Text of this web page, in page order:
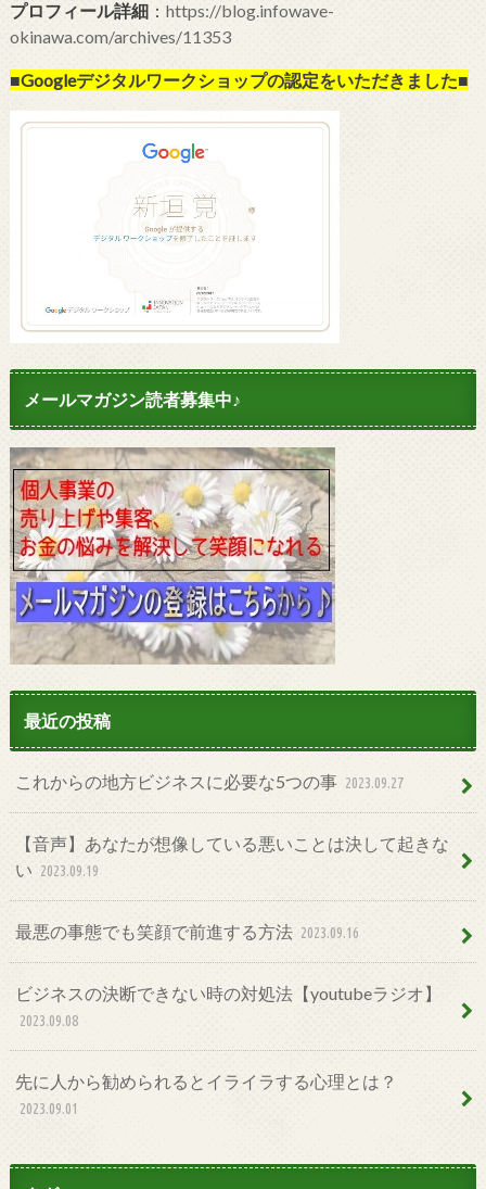
プロフィール詳細： https://blog.infowave-
okinawa.com/archives/11353
■Googleデジタルワークショップの認定をいただきました■
メールマガジン読者募集中♪
最近の投稿
これからの地方ビジネスに必要な5つの事 2023.09.27
【音声】あなたが想像している悪いことは決して起きな
い 2023.09.19
最悪の事態でも笑顔で前進する方法 2023.09.16
ビジネスの決断できない時の対処法【youtubeラジオ】
2023.09.08
先に人から勧められるとイライラする心理とは？
2023.09.01